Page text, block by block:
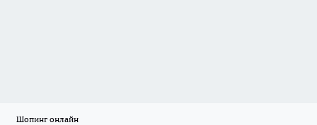
Шопинг онлайн